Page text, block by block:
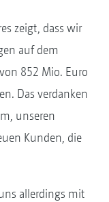
zeigt, dass wir
auf dem
852 Mio. Euro
Das verdanken
unseren
Kunden, die
allerdings mit